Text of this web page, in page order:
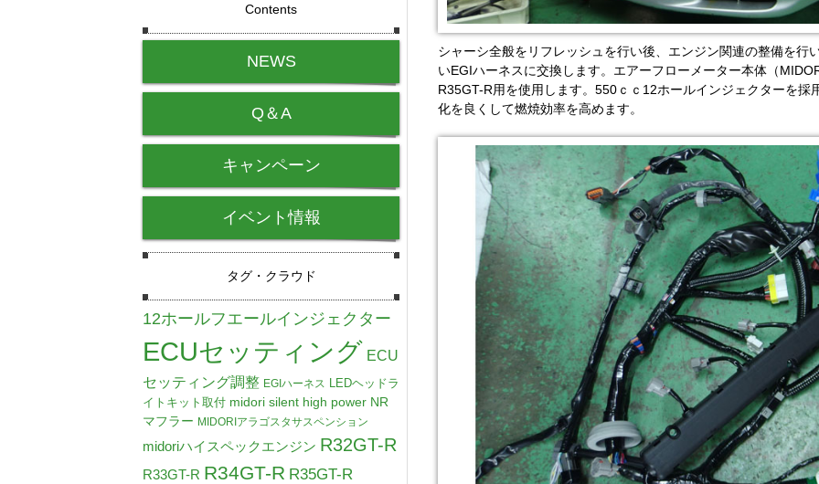
シャーシ全般をリフレッシュを行い後、エンジン関連の整備を行
いEGIハーネスに交換します。エアーフローメーター本体（
R35GT-R用を使用します。550ｃｃ12ホールインジェクターを
化を良くして燃焼効率を高めます。
Contents
NEWS
Q＆A
キャンペーン
イベント情報
タグ・クラウド
12ホールフエールインジェクター
ECUセッティング ECU
セッティング調整 EGIハーネス LEDヘッドラ
イトキット取付 midori silent high power NR
マフラー MIDORIアラゴスタサスペンション
midoriハイスペックエンジン R32GT-R
R33GT-R R34GT-R R35GT-R